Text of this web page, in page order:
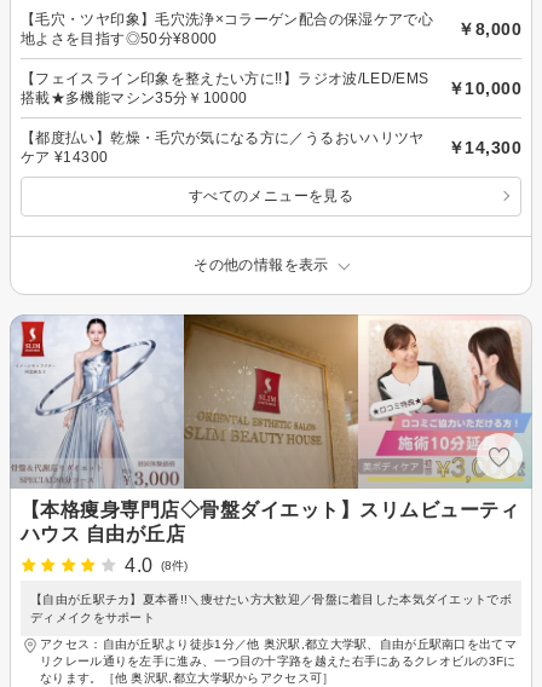
【毛穴・ツヤ印象】毛穴洗浄×コラーゲン配合の保湿ケアで心
地よさを目指す◎50分¥8000
￥8,000
【フェイスライン印象を整えたい方に!!】ラジオ波/LED/EMS
搭載★多機能マシン35分￥10000
￥10,000
【都度払い】乾燥・毛穴が気になる方に／うるおいハリツヤ
ケア ¥14300
￥14,300
すべてのメニューを見る
その他の情報を表示
【本格痩身専門店◇骨盤ダイエット】スリムビューティ
ハウス 自由が丘店
4.0
(8件)
【自由が丘駅チカ】夏本番!!＼痩せたい方大歓迎／骨盤に着目した本気ダイエットでボ
ディメイクをサポート
アクセス：自由が丘駅より徒歩1分／他 奥沢駅,都立大学駅、自由が丘駅南口を出てマ
リクレール通りを左手に進み、一つ目の十字路を越えた右手にあるクレオビルの3Fに
なります。［他 奥沢駅,都立大学駅からアクセス可］